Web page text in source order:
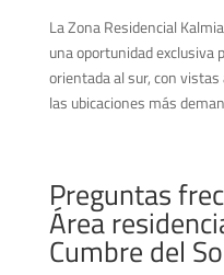
La Zona Residencial
una oportunidad exclusiva
orientada al sur, con
las ubicaciones más
Preguntas
Área
Cumbre del